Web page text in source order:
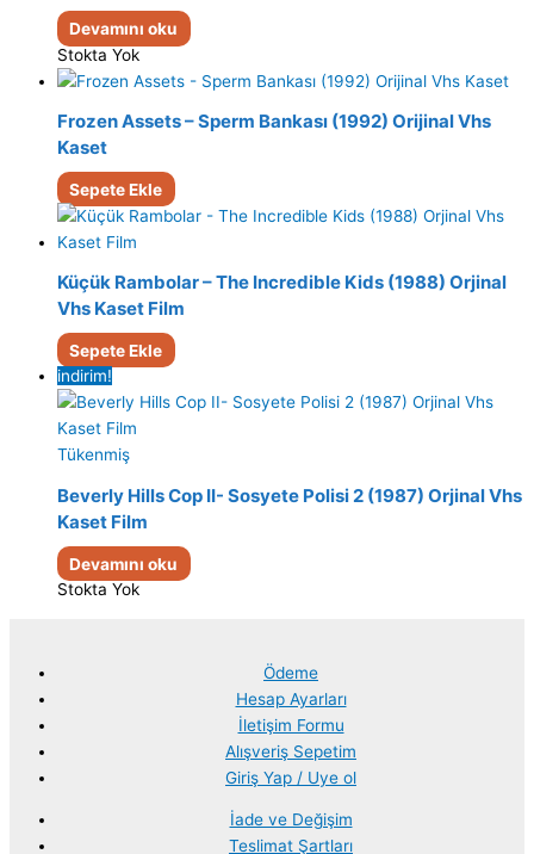
Devamını oku
Stokta Yok
Frozen Assets – Sperm Bankası (1992) Orijinal Vhs
Kaset
Sepete Ekle
Küçük Rambolar – The Incredible Kids (1988) Orjinal
Vhs Kaset Film
Sepete Ekle
indirim!
Tükenmiş
Beverly Hills Cop II- Sosyete Polisi 2 (1987) Orjinal Vhs
Kaset Film
Devamını oku
Stokta Yok
Ödeme
Hesap Ayarları
İletişim Formu
Alışveriş Sepetim
Giriş Yap / Uye ol
İade ve Değişim
Teslimat Şartları